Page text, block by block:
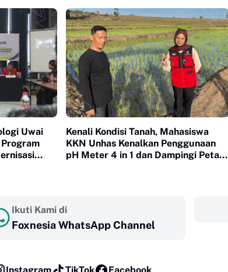
Uwai
Kenali Kondisi Tanah, Mahasiswa
KKN Unhas Kenalkan Penggunaan
pH Meter 4 in 1 dan Dampingi Petani
Ikuti Kami di
Foxnesia WhatsApp Channel